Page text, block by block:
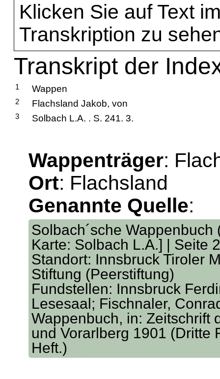
Klicken Sie auf Text
Transkription zu
Transkript der
1 Wappen
2 Flachsland Jakob, von
3 Solbach L.A. . S. 241. 3.
Wappenträger:
Ort: Flachsland
Genannte Quelle:
Solbach´sche
Karte: Solbach L.A.] | Seite
Standort: Innsbruck Tiroler
Stiftung (Peerstiftung)
Fundstellen: Innsbruck
Lesesaal; Fischnaler,
Wappenbuch, in: Zeitschrift
und Vorarlberg 1901 (Dritte
Heft.)